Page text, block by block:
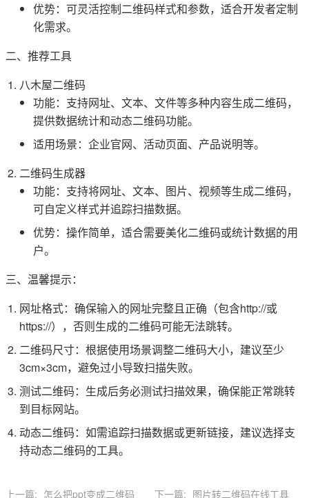
优势：可灵活控制二维码样式和参数，适合开发者定制
化需求。
二、推荐工具
八木屋二维码
功能：支持网址、文本、文件等多种内容生成二维码，
提供数据统计和动态二维码功能。
适用场景：企业官网、活动页面、产品说明等。
二维码生成器
功能：支持将网址、文本、图片、视频等生成二维码，
可自定义样式并追踪扫描数据。
优势：操作简单，适合需要美化二维码或统计数据的用
户。
三、温馨提示：
网址格式：确保输入的网址完整且正确（包含http://或
https://），否则生成的二维码可能无法跳转。
二维码尺寸：根据使用场景调整二维码大小，建议至少
3cm×3cm，避免过小导致扫描失败。
测试二维码：生成后务必测试扫描效果，确保能正常跳转
到目标网站。
动态二维码：如需追踪扫描数据或更新链接，建议选择支
持动态二维码的工具。
上一篇: 怎么把ppt变成二维码 下一篇: 图片转二维码在线工具